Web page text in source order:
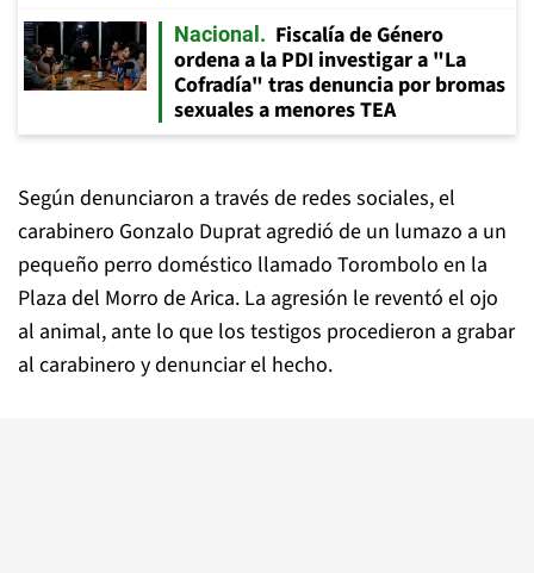
Nacional
Fiscalía de Género
ordena a la PDI investigar a "La
Cofradía" tras denuncia por bromas
sexuales a menores TEA
Según denunciaron a través de redes sociales, el
carabinero Gonzalo Duprat agredió de un lumazo a un
pequeño perro doméstico llamado Torombolo en la
Plaza del Morro de Arica. La agresión le reventó el ojo
al animal, ante lo que los testigos procedieron a grabar
al carabinero y denunciar el hecho.